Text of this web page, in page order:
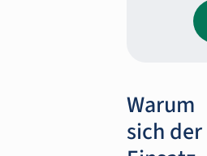
Warum
sich der